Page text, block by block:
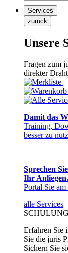
Services
zurück
Unsere
Fragen zum
direkter
Damit das
Training,
besser zu
Sprechen
Ihr Anliegen.
Portal Sie am
alle Services
Erfahren Sie
Sie die juris
Sichern Sie